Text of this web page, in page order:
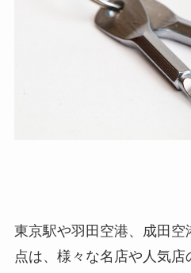
東京駅や羽田空港、成田
点は、様々な名店や人気